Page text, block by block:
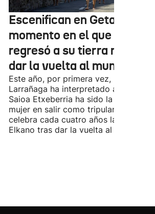
Escenifican en Getaria el
momento en el que Elkano
regresó a su tierra natal
dar la vuelta al mundo
Este año, por primera vez, Mikel
Larrañaga ha interpretado a Elkano, y
Saioa Etxeberria ha sido la primera
mujer en salir como tripulante.
celebra cada cuatro años la llegada
Elkano tras dar la vuelta al mundo.